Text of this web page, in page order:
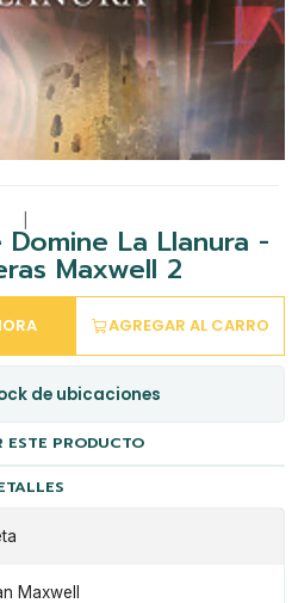
La Llanura -
Maxwell 2
AGREGAR AL CARRO
de ubicaciones
ESTE PRODUCTO
Maxwell